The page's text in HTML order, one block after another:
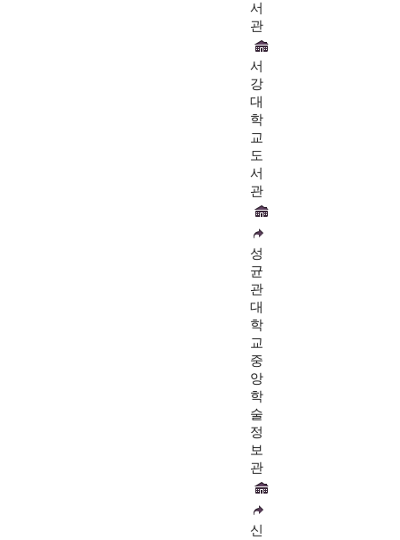
서
관
서
강
대
학
교
도
서
관
성
균
관
대
학
교
중
앙
학
술
정
보
관
신